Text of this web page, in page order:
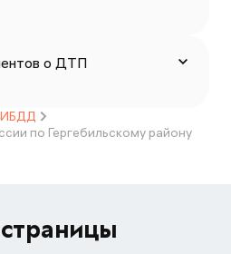
о ДТП
по Гергебильскому району